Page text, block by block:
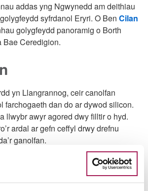
addas yng Ngwynedd am deithiau
syfrdanol Eryri. O Ben Cilan
golygfeydd panoramig o Borth
Bae Ceredigion.
yn Llangrannog, ceir canolfan
farchogaeth dan do ar dywod silicon.
llwybr awyr agored dwy filltir o hyd.
ardal ar gefn ceffyl drwy drefnu
ganolfan.